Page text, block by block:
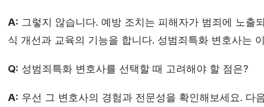
A: 그렇지 않습니다. 예방 조치는 피해자가 범죄에 노출
식 개선과 교육의 기능을 합니다. 성범죄특화 변호사는
Q: 성범죄특화 변호사를 선택할 때 고려해야 할 점은?
A: 우선 그 변호사의 경험과 전문성을 확인해보세요. 다